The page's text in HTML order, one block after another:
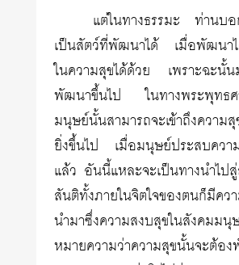
แต่ในทางธรรมะ ท่าน
เป็นสัตว์ที่พัฒนาได้ เมื่อพัฒนา
ในความสุขได้ด้วย เพราะฉะนั้
พัฒนาขึ้นไป ในทางพระพุทธศ
มนุษย์นั้นสามารถจะเข้าถึงความ
ยิ่งขึ้นไป เมื่อมนุษย์ประสบควา
แล้ว อันนี้แหละจะเป็นทางนำไป
สันติทั้งภายในจิตใจของตนก็มีค
นำมาซึ่งความสงบสุขในสังคมมนุ
หมายความว่าความสุขนั้นจะต้อ